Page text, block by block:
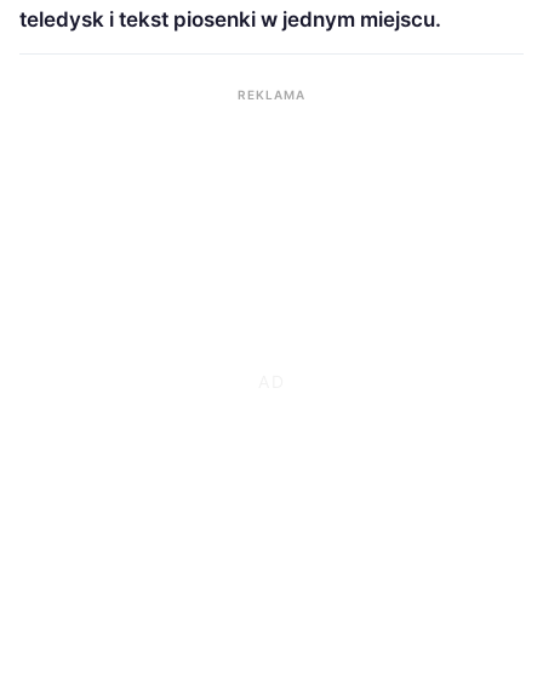
teledysk i tekst piosenki w jednym miejscu.
REKLAMA